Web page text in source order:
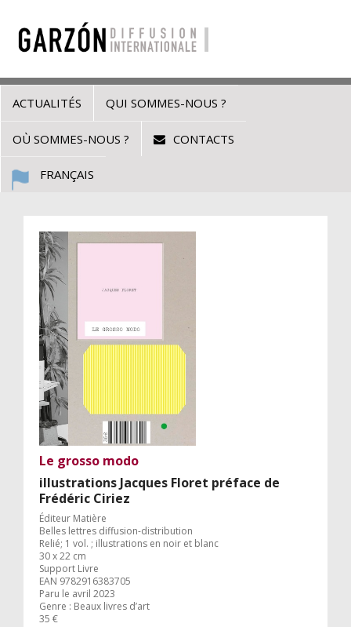
ACTUALITÉS QUI SOMMES-NOUS ?
OÙ SOMMES-NOUS ? CONTACTS
FRANÇAIS
Le grosso modo
illustrations Jacques Floret préface de
Frédéric Ciriez
Éditeur Matière
Belles lettres diffusion-distribution
Relié; 1 vol. ; illustrations en noir et blanc
30 x 22 cm
Support Livre
EAN 9782916383705
Paru le avril 2023
Genre : Beaux livres d’art
35 €